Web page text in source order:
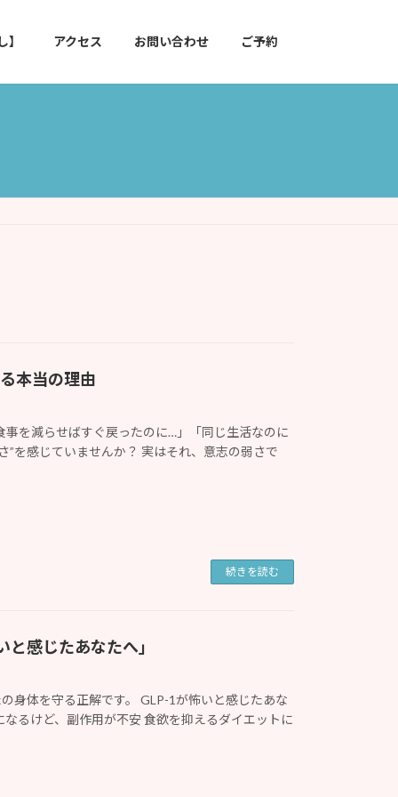
アクセス お問い合わせ ご予約
本当の理由
を減らせばすぐ戻ったのに…」「同じ生活なのに
”を感じていませんか？ 実はそれ、意志の弱さで
続きを読む
感じたあなたへ」
身体を守る正解です。 GLP-1が怖いと感じたあな
るけど、副作用が不安 食欲を抑えるダイエットに